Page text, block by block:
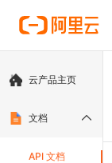
云产品主页
文档
API 文档